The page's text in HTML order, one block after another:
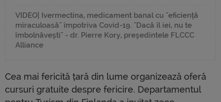
VIDEO| Ivermectina, medicament banal cu "eficiență
miraculoasă" împotriva Covid-19. "Dacă îl iei, nu te
îmbolnăvești" - dr. Pierre Kory, președintele FLCCC
Alliance
Cea mai fericită țară din lume organizează oferă
cursuri gratuite despre fericire. Departamentul